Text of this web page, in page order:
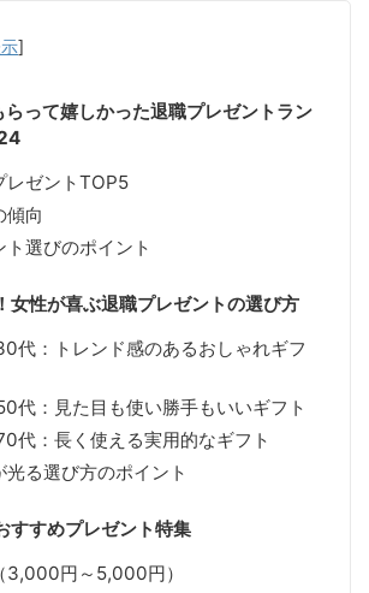
]
らって嬉しかった退職プレゼントラン
レゼントTOP5
傾向
ト選びのポイント
女性が喜ぶ退職プレゼントの選び方
代：トレンド感のあるおしゃれギフ
代：見た目も使い勝手もいいギフト
代：長く使える実用的なギフト
光る選び方のポイント
すすめプレゼント特集
3,000円～5,000円）